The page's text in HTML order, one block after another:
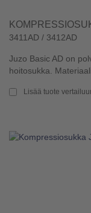
3411AD / 3412AD
Juzo Basic AD on
hoitosukka. Materiaali
Lisää tuote